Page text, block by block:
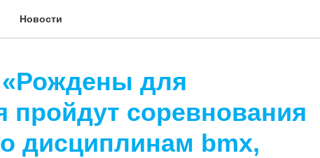
Новости
«Рождены для
соревнования
дисциплинам bmx,